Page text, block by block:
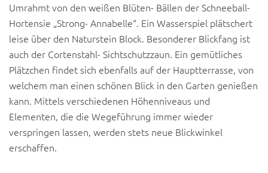
Umrahmt von den weißen Blüten- Bällen der Schneeball-
Hortensie „Strong- Annabelle“. Ein Wasserspiel plätschert
leise über den Naturstein Block. Besonderer Blickfang ist
auch der Cortenstahl- Sichtschutzzaun. Ein gemütliches
Plätzchen findet sich ebenfalls auf der Hauptterrasse, von
welchem man einen schönen Blick in den Garten genießen
kann. Mittels verschiedenen Höhenniveaus und
Elementen, die die Wegeführung immer wieder
verspringen lassen, werden stets neue Blickwinkel
erschaffen.